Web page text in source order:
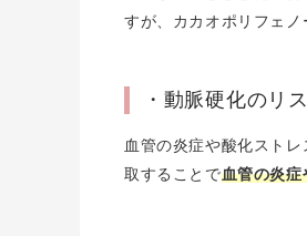
すが、カカオポリフェ
・動脈硬化のリ
血管の炎症や酸化スト
取することで血管の炎症